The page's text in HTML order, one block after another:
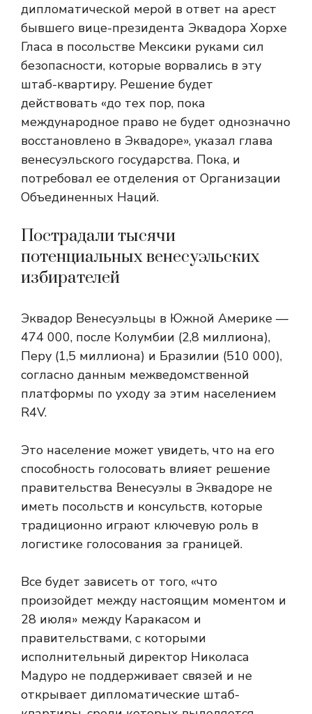
дипломатической мерой в ответ на арест
бывшего вице-президента Эквадора Хорхе
Гласа в посольстве Мексики руками сил
безопасности, которые ворвались в эту
штаб-квартиру. Решение будет
действовать «до тех пор, пока
международное право не будет однозначно
восстановлено в Эквадоре», указал глава
венесуэльского государства. Пока, и
потребовал ее отделения от Организации
Объединенных Наций.
Пострадали тысячи
потенциальных венесуэльских
избирателей
Эквадор Венесуэльцы в Южной Америке —
474 000, после Колумбии (2,8 миллиона),
Перу (1,5 миллиона) и Бразилии (510 000),
согласно данным межведомственной
платформы по уходу за этим населением
R4V.
Это население может увидеть, что на его
способность голосовать влияет решение
правительства Венесуэлы в Эквадоре не
иметь посольств и консульств, которые
традиционно играют ключевую роль в
логистике голосования за границей.
Все будет зависеть от того, «что
произойдет между настоящим моментом и
28 июля» между Каракасом и
правительствами, с которыми
исполнительный директор Николаса
Мадуро не поддерживает связей и не
открывает дипломатические штаб-